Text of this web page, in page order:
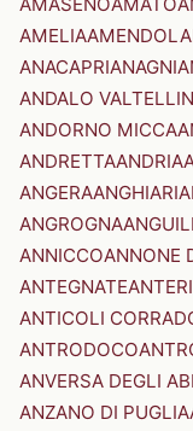
AMELIA
ANACAPRIANAGNI
ANDALO
ANDORNO MICCA
ANDRETTAANDRIA
ANGERAANGHIARI
ANGROGNA
ANNICCOANNONE
ANTEGNATE
ANTICOLI
ANTRODOCO
ANVERSA DEGLI
ANZANO DI PUGLIA